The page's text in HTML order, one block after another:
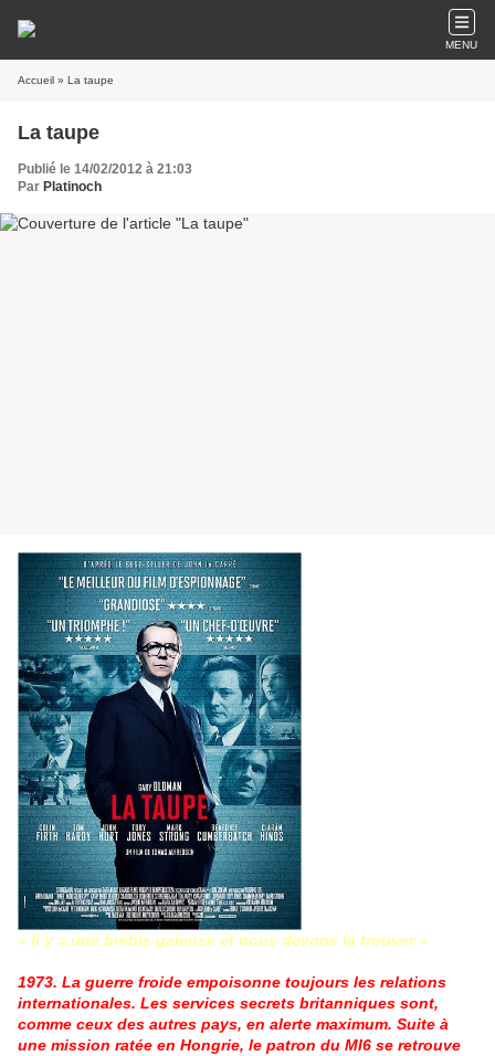
MENU
Accueil » La taupe
La taupe
Publié le 14/02/2012 à 21:03
Par Platinoch
« Il y a une brebis galeuse et nous devons la trouver »
1973. La guerre froide empoisonne toujours les relations
internationales. Les services secrets britanniques sont,
comme ceux des autres pays, en alerte maximum. Suite à
une mission ratée en Hongrie, le patron du MI6 se retrouve